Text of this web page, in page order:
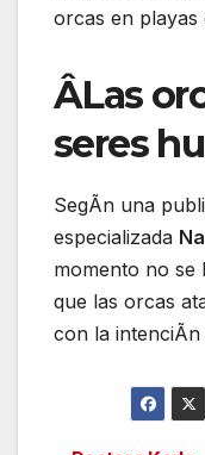
orcas en playas
ÂLas
seres
SegÃn una
especializada
momento no se
que las orcas
con la